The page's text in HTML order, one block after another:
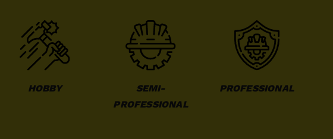
HOBBY
SEMI-
PROFESSIONAL
PROFESSIONAL